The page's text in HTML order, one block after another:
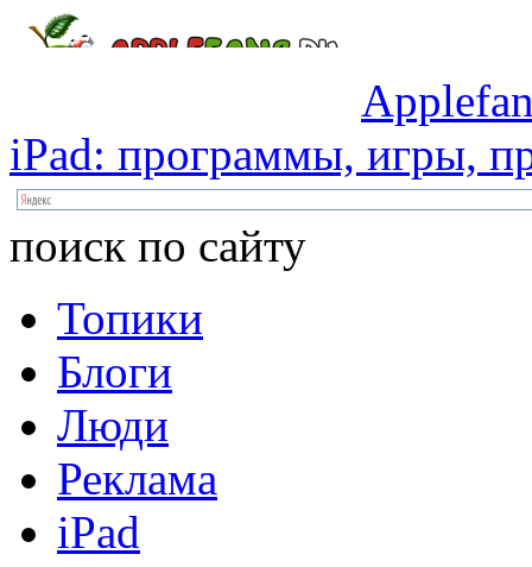
iPad: программы, игры,
поиск по сайту
Топики
Блоги
Люди
Реклама
iPad